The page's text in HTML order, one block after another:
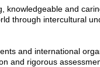
knowledgeable and
through intercultural
and international
and rigorous